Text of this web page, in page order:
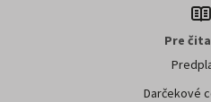
Pre
Darčekové